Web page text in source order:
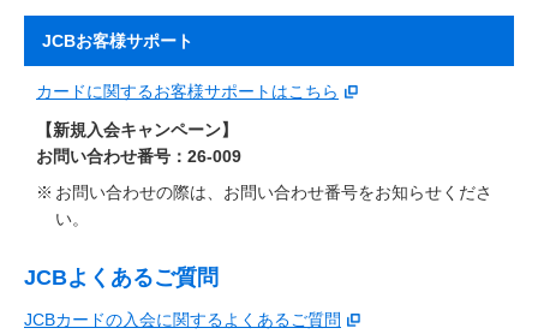
JCBお客様サポート
カードに関するお客様サポートはこちら
【新規入会キャンペーン】
お問い合わせ番号：26-009
お問い合わせの際は、お問い合わせ番号をお知らせくださ
い。
JCBよくあるご質問
JCBカードの入会に関するよくあるご質問